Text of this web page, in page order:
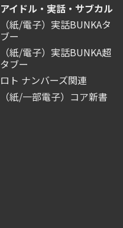
アイドル・実話・サブカル
（紙/電子）実話BUNKAタ
ブー
（紙/電子）実話BUNKA超
タブー
ロト ナンバーズ関連
（紙/一部電子）コア新書